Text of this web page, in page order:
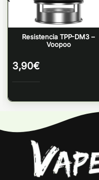
Resistencia TPP-DM3 –
Voopoo
3,90€